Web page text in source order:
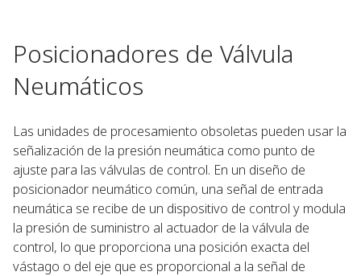
Posicionadores de Válvula
Neumáticos
Las unidades de procesamiento obsoletas pueden usar la
señalización de la presión neumática como punto de
ajuste para las válvulas de control. En un diseño de
posicionador neumático común, una señal de entrada
neumática se recibe de un dispositivo de control y modula
la presión de suministro al actuador de la válvula de
control, lo que proporciona una posición exacta del
vástago o del eje que es proporcional a la señal de